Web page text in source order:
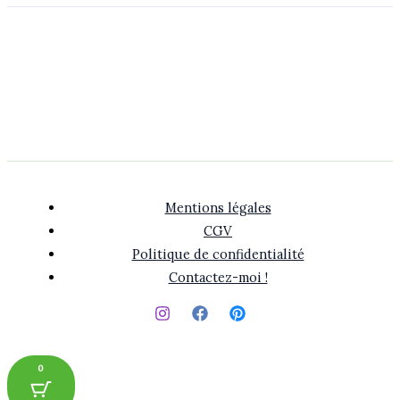
Mentions légales
CGV
Politique de confidentialité
Contactez-moi !
0